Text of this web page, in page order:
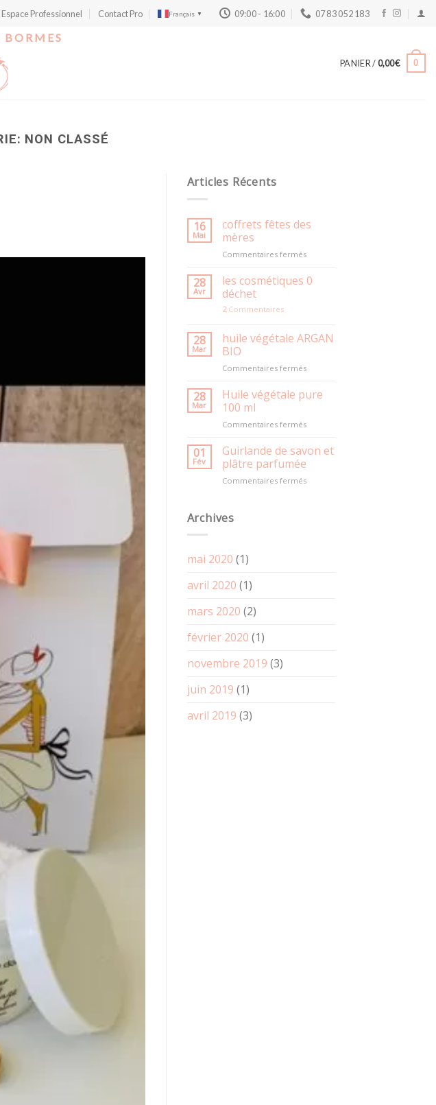
Espace Professionnel Contact Pro Français ▼ 09:00 - 16:00 07 83 052 183
PANIER /0,00€ 0
NON CLASSÉ
Articles Récents
16
Mai
coffrets fêtes des
mères
Commentaires ferméssur
fêtes
des
28
Avr
les cosmétiques 0
déchet
2Commentaires
28
Mar
huile végétale ARGAN
BIO
Commentaires ferméssur
végétale
ARGAN
28
Mar
Huile végétale pure
100 ml
Commentaires ferméssur
végétale
pure
100
ml
01
Fév
Guirlande de savon et
plâtre parfumée
Commentaires ferméssur
Archives
mai 2020 (1)
avril 2020 (1)
mars 2020 (2)
février 2020 (1)
novembre 2019 (3)
juin 2019 (1)
avril 2019 (3)